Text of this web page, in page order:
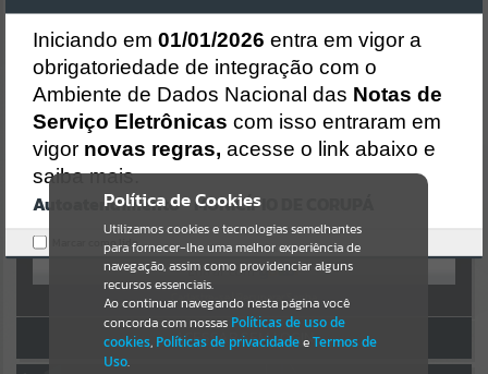
Portais
Por favor, aguarde...
NOTÍCIAS
Por favor, aguarde...
Por favor, aguarde...
SERVIÇOS
AUTOATENDIMENTO
OU
Cadastre-se|Recuperar Senha
ACESSAR SEM LOGIN
Política de Cookies
Utilizamos cookies e tecnologias semelhantes
para fornecer-lhe uma melhor experiência de
navegação, assim como providenciar alguns
recursos essenciais.
Ao continuar navegando nesta página você
concorda com nossas Políticas de uso de
cookies, Políticas de privacidadeeTermos de
Uso.
Iniciando em 01/01/2026 entra em vigor a
obrigatoriedade de integração com o
Ambiente de Dados Nacional das Notas de
Serviço Eletrônicas com isso entraram em
vigor novas regras, acesse o link abaixo e
saiba mais.
Autoatendimento - MUNICÍPIO DE CORUPÁ
Marcar como lido.
SISTEMA
Gerenciamento do Sistema
CÓDIGO DA MENSAGEM:EST-000040
Ocorreu um erro de script:
Uncaught SyntaxError: Unexpected token '('
https://corupa.atende.net/https:/corupa.atende.net/cidadao/pagina/a
ta-ii-012020-
cmdico/static/bundle/wpo_index_2_base_l2_portal_editores_sync_
dd63a725aa1a3e42e62571aa199b67e2.js?v=816ac05d:47
Verificar Mais Detalhes
OK